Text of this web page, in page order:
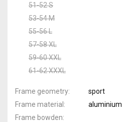
51-52 S
53-54 M
55-56 L
57-58 XL
59-60 XXL
61-62 XXXL
Frame geometry
sport
Frame material
aluminium
Frame bowden